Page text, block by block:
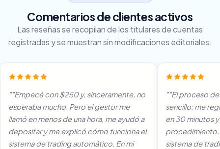
Comentarios de clientes activos
Las reseñas se recopilan de los titulares de cuentas
registradas y se muestran sin modificaciones editoriales.
""Empecé con $250 y, sinceramente, no
esperaba mucho. Pero el gestor me
llamó en menos de una hora, me ayudó a
depositar y me explicó cómo funciona el
sistema de trading automático. En mi
""El proceso
sencillo: me
en 30 minutos
sistema de